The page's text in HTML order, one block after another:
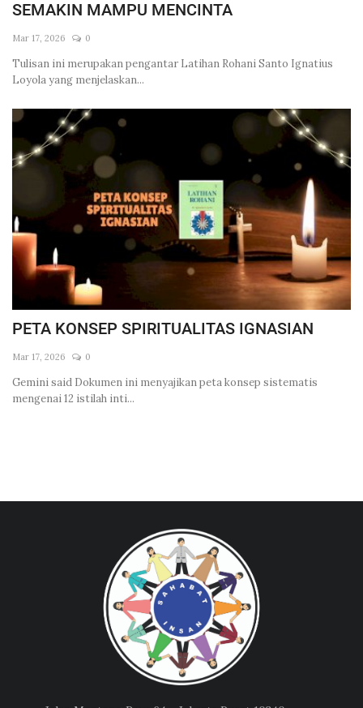
Dari Paus Fransiskus
Undangan
Latihan Rohani Ignasian
Indonesia
SEMAKIN MAMPU MENCINTA
Mar 17, 2026 0
Tulisan ini merupakan pengantar Latihan Rohani Santo Ignatius
Loyola yang menjelaskan...
PETA KONSEP SPIRITUALITAS IGNASIAN
Mar 17, 2026 0
Gemini said Dokumen ini menyajikan peta konsep sistematis
mengenai 12 istilah inti...